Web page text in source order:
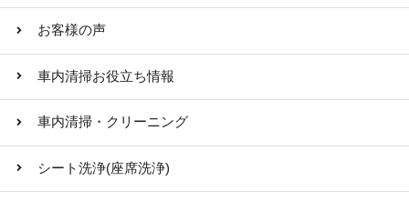
お客様の声
車内清掃お役立ち情報
車内清掃・クリーニング
シート洗浄(座席洗浄)